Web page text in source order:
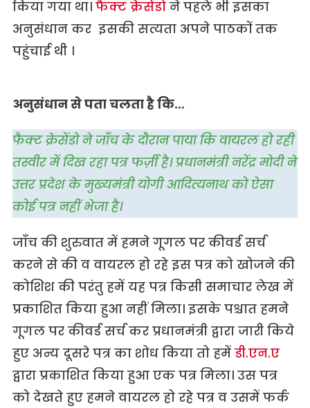
किया गया था। फैक्ट क्रेसेंडोने पहले भी इसका
अनुसंधान कर इसकी सत्यता अपने पाठकों तक
पहुंचाई थी ।
अनुसंधान से पता चलता है कि…
फैक्ट क्रेसेंडो ने जाँच के दौरान पाया कि वायरल हो रही
तस्वीर में दिख रहा पत्र फर्ज़ी है। प्रधानमंत्री नरेंद्र मोदी ने
उत्तर प्रदेश के मुख्यमंत्री योगी आदित्यनाथ को ऐसा
कोई पत्र नहीं भेजा है।
जाँच की शुरुवात में हमने गूगल पर कीवर्ड सर्च
करने से की व वायरल हो रहे इस पत्र को खोजने की
कोशिश की परंतु हमें यह पत्र किसी समाचार लेख में
प्रकाशित किया हुआ नहीं मिला। इसके पश्चात हमने
गूगल पर कीवर्ड सर्च कर प्रधानमंत्री द्वारा जारी किये
हुए अन्य दूसरे पत्र का शोध किया तो हमें डी.एन.ए
द्वारा प्रकाशित किया हुआ एक पत्र मिला। उस पत्र
को देखते हुए हमने वायरल हो रहे पत्र व उसमें फर्क